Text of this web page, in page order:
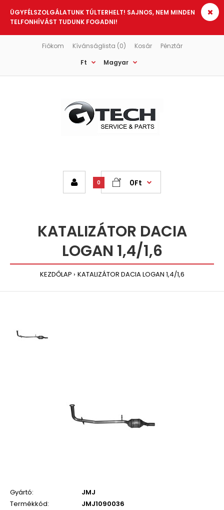
ÜGYFÉLSZOLGÁLATUNK TÚLTERHELT! SAJNOS, NEM MINDEN
TELFONHÍVÁST TUDUNK FOGADNI!
Fiókom Kívánságlista (0) Kosár
Pénztár
Ft
Magyar
0 0Ft
KATALIZÁTOR DACIA
LOGAN 1,4/1,6
KEZDŐLAP KATALIZÁTOR DACIA LOGAN 1,4/1,6
Gyártó:
JMJ
Termékkód:
JMJ1090036